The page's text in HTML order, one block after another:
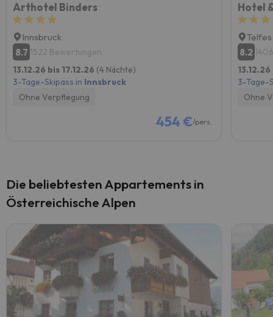
Arthotel Binders
Innsbruck
8.7 1522 Bewertungen
13.12.26 bis 17.12.26 (4 Nächte)
3-Tage-Skipass in Innsbruck
Ohne Verpflegung
454 €/pers.
Hotel
8.2
3-Tage-
Ohne
Die beliebtesten Appartements in
Österreichische Alpen